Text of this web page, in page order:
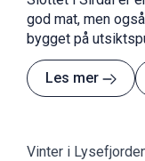
god mat, men
bygget på
Les mer
Vinter i